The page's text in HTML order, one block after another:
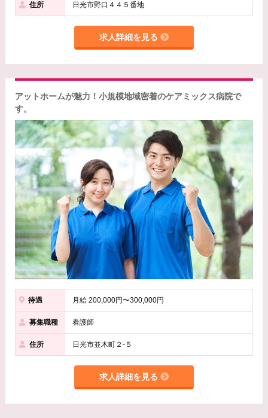
住所 日光市野口４４５番地
求人詳細を見る
アットホームが魅力！小規模地域密着のケアミックス病院で
す。
待遇 月給 200,000円〜300,000円
募集職種 看護師
住所 日光市並木町２-５
求人詳細を見る